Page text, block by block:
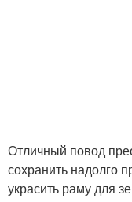
Отличный повод
сохранить надолго
украсить раму для